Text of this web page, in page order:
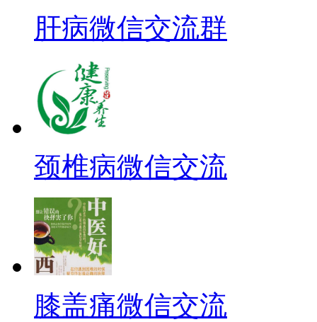
肝病微信交流群
颈椎病微信交流
膝盖痛微信交流